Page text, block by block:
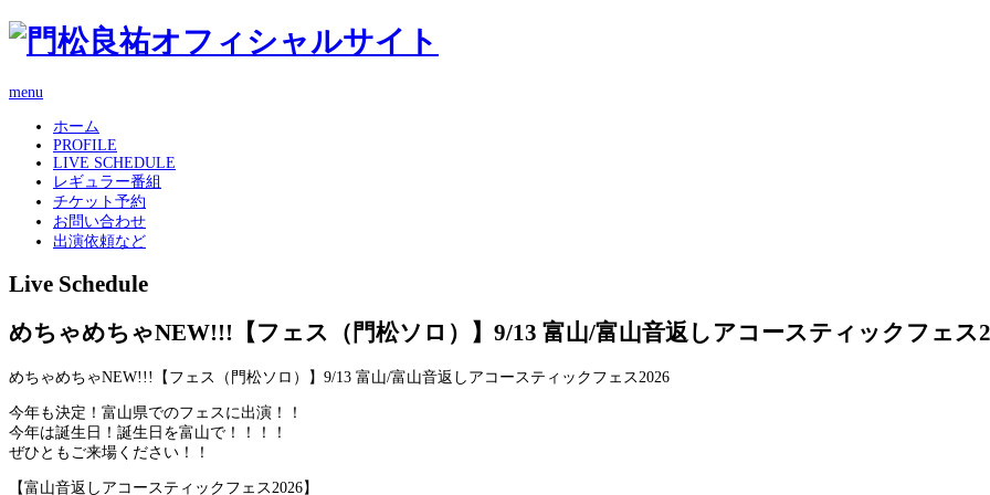
menu
ホーム
PROFILE
LIVE SCHEDULE
レギュラー番組
チケット予約
お問い合わせ
出演依頼など
Live Schedule
めちゃめちゃNEW!!!【フェス（門松ソロ）】9/13 富山/富山音返しアコースティックフェス
めちゃめちゃNEW!!!【フェス（門松ソロ）】9/13 富山/富山音返しアコースティックフェス2026
今年も決定！富山県でのフェスに出演！！
今年は誕生日！誕生日を富山で！！！！
ぜひともご来場ください！！
【富山音返しアコースティックフェス2026】